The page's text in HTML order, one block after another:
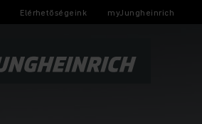
Elérhetőségeink myJungheinrich